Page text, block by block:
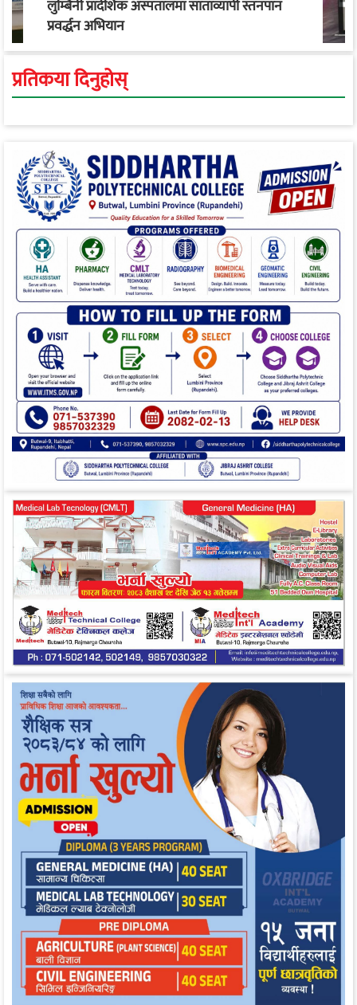
लुम्बिनी प्रादेशिक अस्पतालमा साताव्यापी स्तनपान
प्रवर्द्धन अभियान
प्रतिकया दिनुहोस्